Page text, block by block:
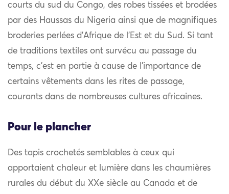
courts du sud du Congo, des robes tissées et brodées
par des Haussas du Nigeria ainsi que de magnifiques
broderies perlées d’Afrique de l’Est et du Sud. Si tant
de traditions textiles ont survécu au passage du
temps, c’est en partie à cause de l’importance de
certains vêtements dans les rites de passage,
courants dans de nombreuses cultures africaines.
Pour le plancher
Des tapis crochetés semblables à ceux qui
apportaient chaleur et lumière dans les chaumières
rurales du début du XXe siècle au Canada et de